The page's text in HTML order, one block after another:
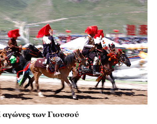
αγώνες των Γιουσού